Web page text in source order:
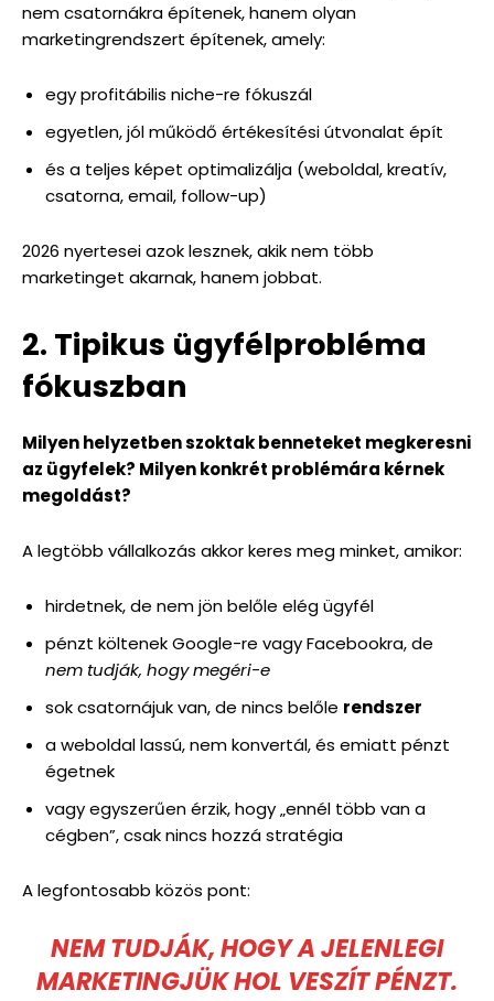
nem csatornákra építenek, hanem olyan
marketingrendszert építenek, amely:
egy profitábilis niche-re fókuszál
egyetlen, jól működő értékesítési útvonalat épít
és a teljes képet optimalizálja (weboldal, kreatív,
csatorna, email, follow-up)
2026 nyertesei azok lesznek, akik nem több
marketinget akarnak, hanem jobbat.
2. Tipikus ügyfélprobléma
fókuszban
Milyen helyzetben szoktak benneteket megkeresni
az ügyfelek? Milyen konkrét problémára kérnek
megoldást?
A legtöbb vállalkozás akkor keres meg minket, amikor:
hirdetnek, de nem jön belőle elég ügyfél
pénzt költenek Google-re vagy Facebookra, de
nem tudják, hogy megéri-e
sok csatornájuk van, de nincs belőle rendszer
a weboldal lassú, nem konvertál, és emiatt pénzt
égetnek
vagy egyszerűen érzik, hogy „ennél több van a
cégben”, csak nincs hozzá stratégia
A legfontosabb közös pont:
NEM TUDJÁK, HOGY A JELENLEGI
MARKETINGJÜK HOL VESZÍT PÉNZT.